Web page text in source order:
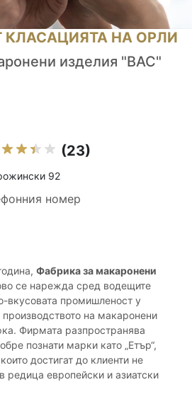
КЛАСАЦИЯТА НА ОРЛИ
изделия "ВАС"
(23)
92
номер
Фабрика за макаронени
се нарежда сред водещите
вкусовата промишленост у
на макаронени
Фирмата разпространява
познати марки като „Етър“,
достигат до клиенти не
редица европейски и азиатски